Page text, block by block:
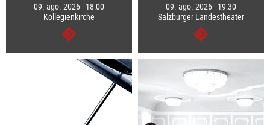
09. ago. 2026 - 18:00
Kollegienkirche
segue
09. ago. 2026 - 19:30
Salzburger Landestheater
segue